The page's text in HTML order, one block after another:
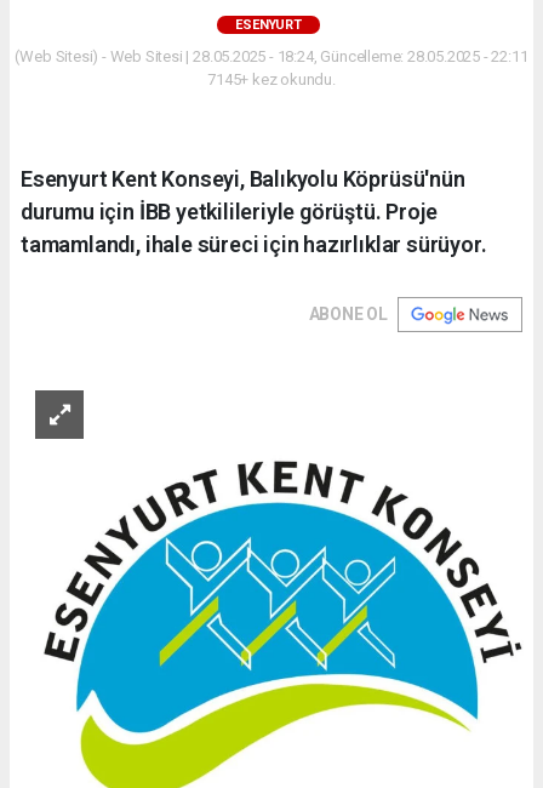
ESENYURT
(Web Sitesi) - Web Sitesi | 28.05.2025 - 18:24, Güncelleme: 28.05.2025 - 22:11
7145+ kez okundu.
Esenyurt Kent Konseyi, Balıkyolu Köprüsü'nün
durumu için İBB yetkilileriyle görüştü. Proje
tamamlandı, ihale süreci için hazırlıklar sürüyor.
ABONE OL